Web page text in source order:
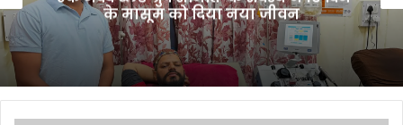
के मासूम को दिया नया जीवन